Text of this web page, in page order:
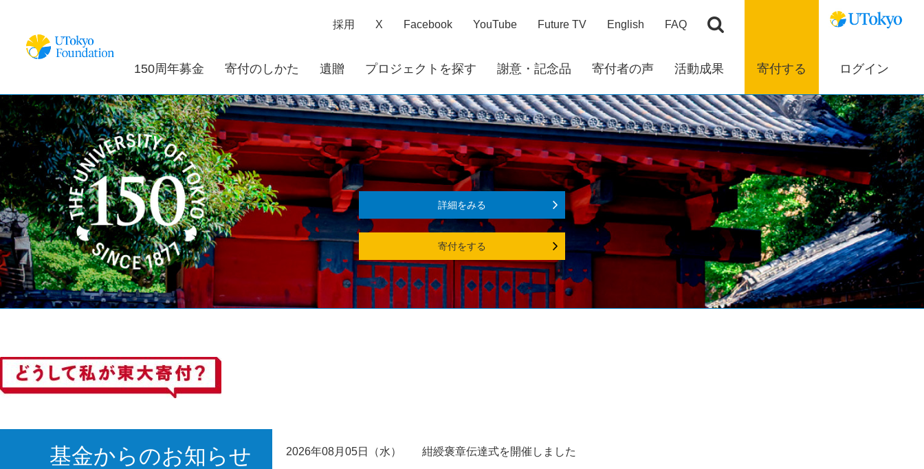
採用 X Facebook YouTube Future TV English FAQ
150周年募金 寄付のしかた 遺贈 プロジェクトを探す 謝意・記念品 寄付者の声 活動成果 寄付する ログイン
詳細をみる
寄付をする
基金からのお知らせ 2026年08月05日（水） 紺綬褒章伝達式を開催しました